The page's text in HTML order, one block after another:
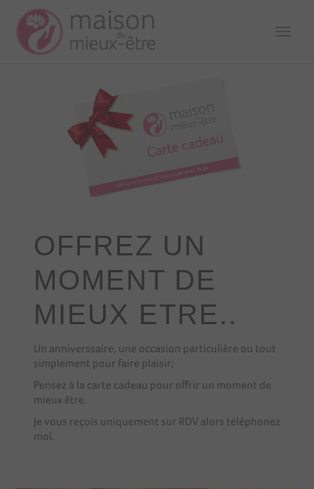
OFFREZ UN
MOMENT DE
MIEUX ETRE..
Un anniverssaire, une occasion particulière ou tout
simplement pour faire plaisir;
Pensez à la carte cadeau pour offrir un moment de
mieux être.
Je vous reçois uniquement sur RDV alors téléphonez
moi.